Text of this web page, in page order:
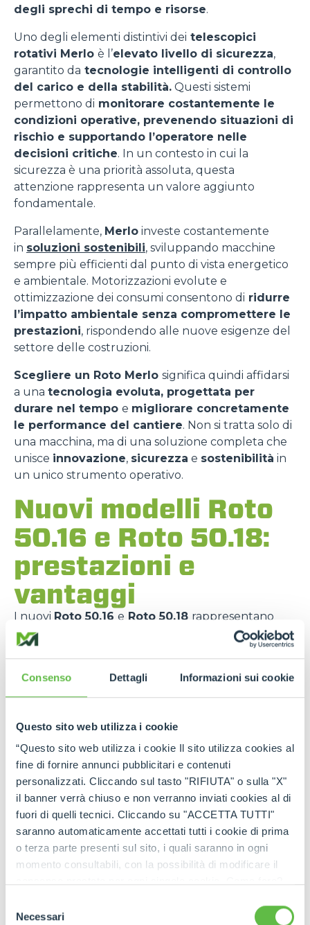
Consenso Dettagli Informazioni sui cookie
Questo sito web utilizza i cookie
“Questo sito web utilizza i cookie Il sito utilizza cookies al
fine di fornire annunci pubblicitari e contenuti
personalizzati. Cliccando sul tasto "RIFIUTA" o sulla "X"
il banner verrà chiuso e non verranno inviati cookies al di
fuori di quelli tecnici. Cliccando su "ACCETTA TUTTI"
saranno automaticamente accettati tutti i cookie di prima
o terza parte presenti sul sito, i quali saranno in ogni
momento consultabili, con la possibilità di modificare il
ogni pagina, selezionare "Modifichi il suo consenso" e
delNecessari
degli sprechi di tempo e risorse.
Uno degli elementi distintivi dei telescopici
rotativi Merlo è l’elevato livello di sicurezza,
garantito da tecnologie intelligenti di controllo
del carico e della stabilità. Questi sistemi
permettono di monitorare costantemente le
condizioni operative, prevenendo situazioni di
rischio e supportando l’operatore nelle
decisioni critiche. In un contesto in cui la
sicurezza è una priorità assoluta, questa
attenzione rappresenta un valore aggiunto
fondamentale.
Parallelamente, Merlo investe costantemente
in soluzioni sostenibili, sviluppando macchine
sempre più efficienti dal punto di vista energetico
e ambientale. Motorizzazioni evolute e
ottimizzazione dei consumi consentono di ridurre
l’impatto ambientale senza compromettere le
prestazioni, rispondendo alle nuove esigenze del
settore delle costruzioni.
Scegliere un Roto Merlo significa quindi affidarsi
a una tecnologia evoluta, progettata per
durare nel tempo e migliorare concretamente
le performance del cantiere. Non si tratta solo di
una macchina, ma di una soluzione completa che
unisce innovazione, sicurezza e sostenibilità in
un unico strumento operativo.
Nuovi modelli Roto
50.16 e Roto 50.18:
prestazioni e
vantaggi
I nuovi Roto 50.16 e Roto 50.18 rappresentano
l’evoluzione della tecnologia Merlo
, progettati
peroffrire prestazioni elevate, massima
complessi.
Entrambi i modelli sono pensati
perrispondere alle esigenze di imprese che
compromessi, integrando soluzioni innovative che
migliorano l’esperienza operativa.
Caratteristiche principali
del Roto 50.16
IlRoto 50.16 si distingue per unequilibrio
ottimale tra compattezza e prestazioni ,
risultando ideale per cantieri con spazi limitati ma
significativa
, permette di affrontare lavorazioni in